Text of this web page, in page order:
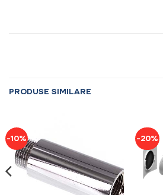
PRODUSE SIMILARE
-10% -20%